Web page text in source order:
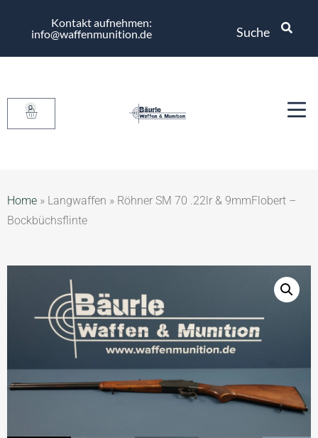
Kontakt aufnehmen:
info@waffenmunition.de
Suche
0
Home » Langwaffen » Röhner SM 70 .22lr & 9mmFlobert –
Bockbüchsflinte